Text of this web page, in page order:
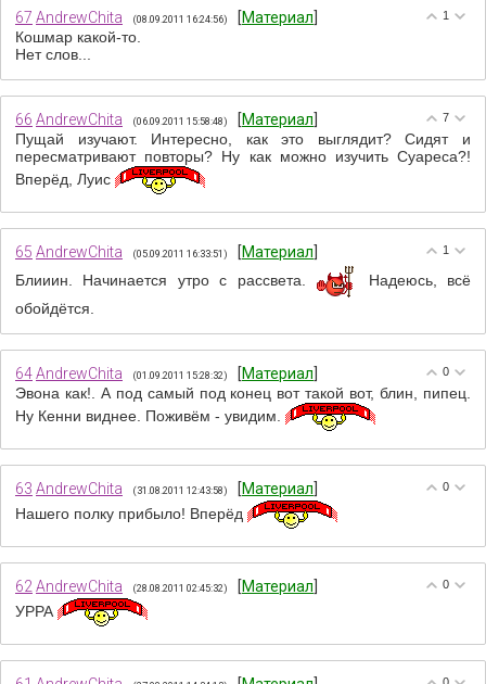
1
67 AndrewChita (08.09.2011 16:24:56) [Материал
Кошмар какой-то.
Нет слов...
7
66 AndrewChita (06.09.2011 15:58:48) [Материал
Пущай изучают. Интересно, как это выглядит? Сидят и
пересматривают повторы? Ну как можно изучить Суареса?!
Вперёд, Луис
1
65 AndrewChita (05.09.2011 16:33:51) [Материал
Блииин. Начинается утро с рассвета.
Надеюсь, всё
обойдётся.
0
64AndrewChita (01.09.2011 15:28:32) [Материал
Эвона как!. А под самый под конец вот такой вот, блин, пипец.
Ну Кенни виднее. Поживём - увидим.
0
63 AndrewChita (31.08.2011 12:43:58) [Материал
Нашего полку прибыло! Вперёд
0
62 AndrewChita (28.08.2011 02:45:32) [Материал
УРРА